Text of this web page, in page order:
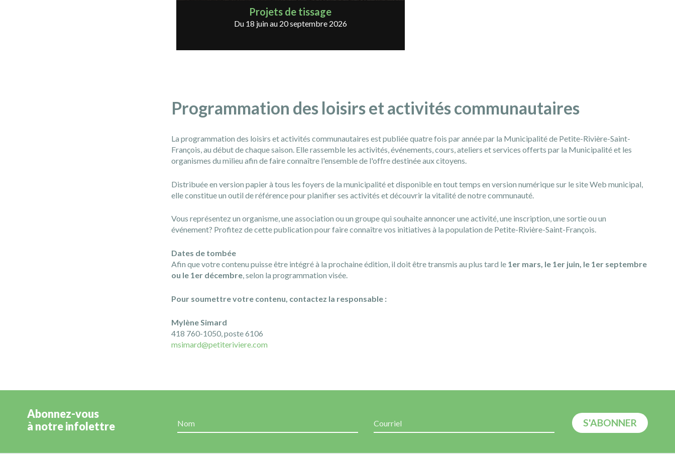
Projets de tissage
Du 18 juin au 20 septembre 2026
Programmation des loisirs et activités communautaires
La programmation des loisirs et activités communautaires est publiée quatre fois par année par la Municipalité de Petite-Rivière-Saint-
François, au début de chaque saison. Elle rassemble les activités, événements, cours, ateliers et services offerts par la Municipalité et les
organismes du milieu afin de faire connaître l'ensemble de l'offre destinée aux citoyens.
Distribuée en version papier à tous les foyers de la municipalité et disponible en tout temps en version numérique sur le site Web municipal,
elle constitue un outil de référence pour planifier ses activités et découvrir la vitalité de notre communauté.
Vous représentez un organisme, une association ou un groupe qui souhaite annoncer une activité, une inscription, une sortie ou un
événement? Profitez de cette publication pour faire connaître vos initiatives à la population de Petite-Rivière-Saint-François.
Dates de tombée
Afin que votre contenu puisse être intégré à la prochaine édition, il doit être transmis au plus tard le 1er mars, le 1er juin, le 1er septembre
ou le 1er décembre, selon la programmation visée.
Pour soumettre votre contenu, contactez la responsable :
Mylène Simard
418 760-1050, poste 6106
msimard@petiteriviere.com
Abonnez-vous
à notre infolettre